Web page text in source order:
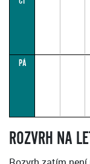
PÁ
ROZVRH NA